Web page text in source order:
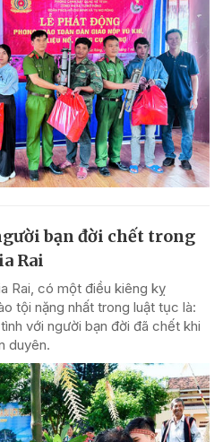
bạn đời chết trong
Rai
Rai, có một điều kiêng kỵ
tội nặng nhất trong luật tục là:
với người bạn đời đã chết khi
duyên.